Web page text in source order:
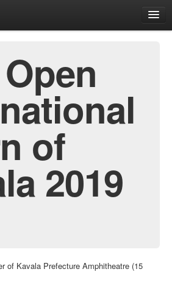
of
2019
of Kavala Prefecture Amphitheatre (15